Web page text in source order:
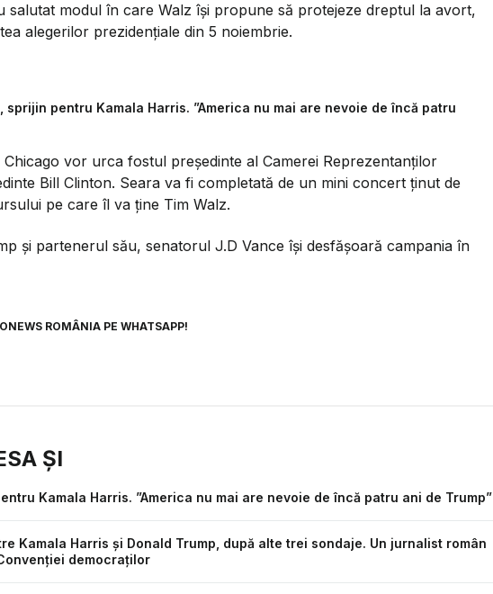
salutat modul în care Walz își propune să protejeze dreptul la avort,
alegerilor prezidenţiale din 5 noiembrie.
sprijin pentru Kamala Harris. ”America nu mai are nevoie de încă patru
Chicago vor urca fostul președinte al Camerei Reprezentanților
Bill Clinton. Seara va fi completată de un mini concert ținut de
pe care îl va ține Tim Walz.
și partenerul său, senatorul J.D Vance își desfășoară campania în
ROMÂNIA PE WHATSAPP!
ȘI
Kamala Harris. ”America nu mai are nevoie de încă patru ani de Trump”
Kamala Harris și Donald Trump, după alte trei sondaje. Un jurnalist român
democraților